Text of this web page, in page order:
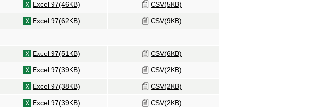
Excel 97(46KB) CSV(5KB)
Excel 97(62KB) CSV(9KB)
Excel 97(51KB) CSV(6KB)
Excel 97(39KB) CSV(2KB)
Excel 97(38KB) CSV(2KB)
Excel 97(39KB) CSV(2KB)